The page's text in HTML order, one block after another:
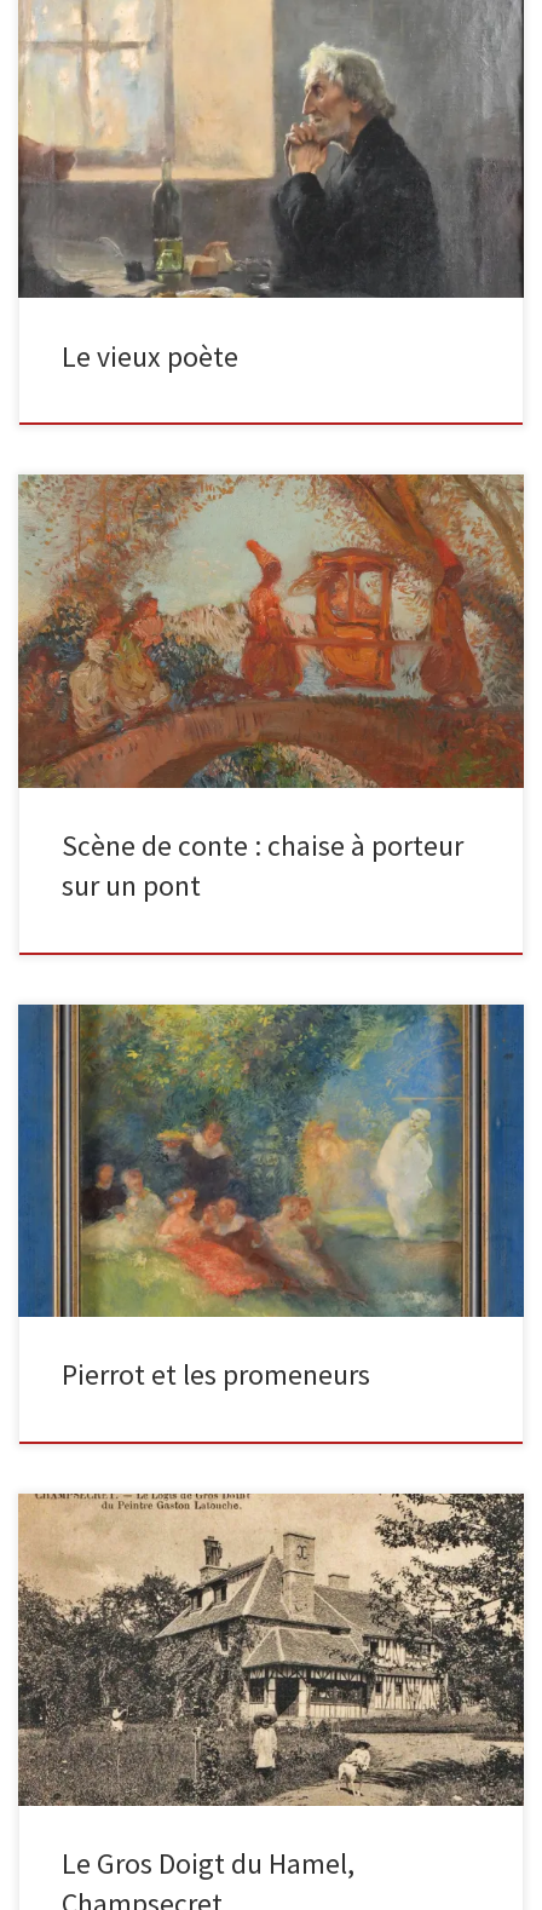
Le vieux poète Huile sur toile, titrée, signée, porte au dos trace
d’une etiquette, exposition de Bordeaux 1895 Dimensions : […]
Le vieux poète
Scène de conte : Des personnages transportant une chaise à
porteurs sur une passerelle signé « Gaston la Touche » […]
Scène de conte : chaise à porteur
sur un pont
Scène galante, dite “Pierrot et les promeneurs”Huile sur toile, vers
1900–1910 Signé en bas à gauche. Technique mixte, 62 x […]
Pierrot et les promeneurs
Le Gros Doibt du Hamel Situé à 1,5km du bourg de Champsecret
dans l’Orne, à l’orée de la forêt d’Andaine, […]
Le Gros Doigt du Hamel,